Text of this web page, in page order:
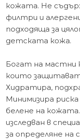
кожата. Не
филтри и
подходяща за
детската кожа.
Богат на мастни
които
Хидратира,
Минимизира
белене на
изследван в
за определяне